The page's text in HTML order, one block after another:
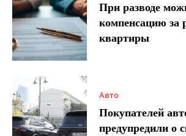
При разводе
компенсацию за
квартиры
Авто
Покупателей
предупредили о